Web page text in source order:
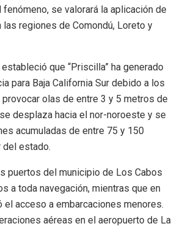
se valorará la aplicación de
las regiones de Comondú, Loreto y
que “Priscilla” ha generado
para Baja California Sur debido a los
olas de entre 3 y 5 metros de
desplaza hacia el nor-noroeste y se
acumuladas de entre 75 y 150
estado.
puertos del municipio de Los Cabos
a toda navegación, mientras que en
el acceso a embarcaciones menores.
aéreas en el aeropuerto de La